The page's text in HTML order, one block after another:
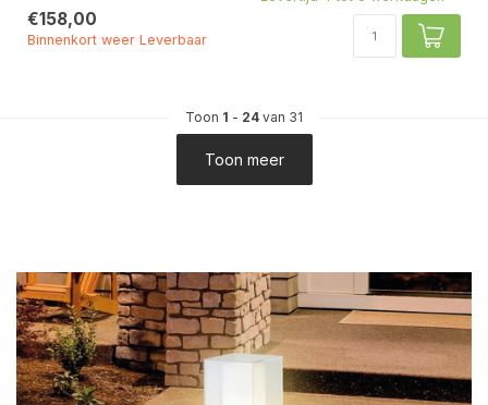
€158,00
Binnenkort weer Leverbaar
Toon 1 - 24 van 31
Toon meer